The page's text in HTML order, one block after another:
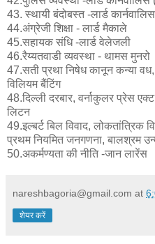
43. स्थायी बंदोबस्त -लार्ड कार्नवालिस
44.अंग्रेजी शिक्षा - लार्ड मैकाले
45.सहायक संधि -लार्ड वेलेजली
46.रैय्यतवाडी व्यवस्था - थामस मुनरो
47.सती प्रथा निषेध कानून कन्या वध,
विलियम बैंटिंग
48.दिल्ली दरबार, वर्नाकुलर प्रेस
लिटन
49.इल्बर्ट बिल विवाद,
प्रथम नियमित जनगणना, बालश्रम
50.अकर्मण्यता की नीति -जान लारेंस
nareshbagoria@gmail.com at
शेयर करें